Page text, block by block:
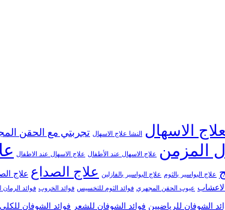
الاسهال النشا علاج الاسهال تجربتي مع الحقن
المزمن علاج الاسهال عند الأطفال علاج الاسهال عند الاطفال
علاج البواسير بالثوم علاج البواسير بالفازلين علاج الصداع علاج
عيوب الحقن المجهري فوائد الثوم للتخسيس فوائد الخروب فوائد الرمان
الشوفان للرياضيين فوائد الشوفان للشعر فوائد الشوفان للكلى